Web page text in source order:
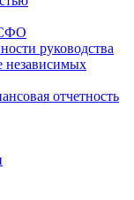
руководства
независимых
отчетность